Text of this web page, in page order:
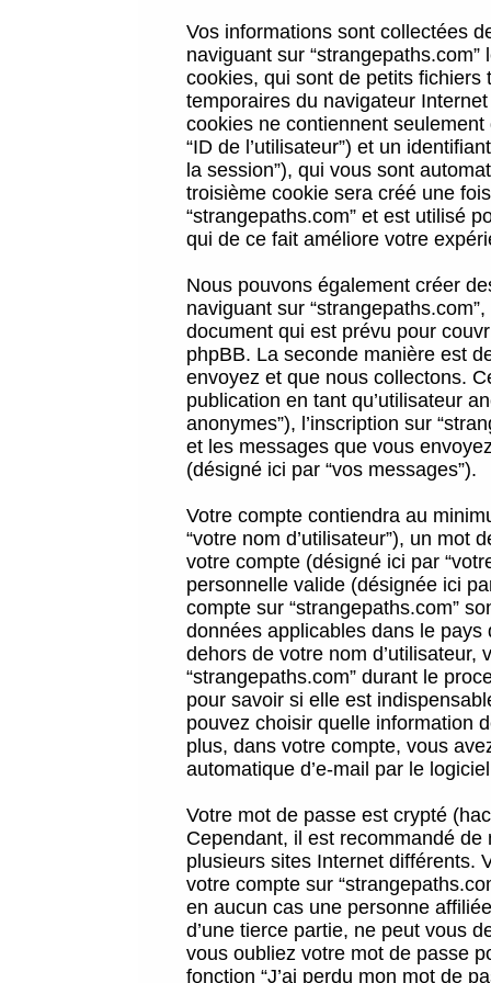
Vos informations sont collectées
naviguant sur
cookies, qui sont de petits
temporaires du navigateur
cookies ne contiennent
“ID de l’utilisateur”) et un
la session”), qui vous sont
troisième cookie sera créé une
“strangepaths.com” et est utilisé
qui de ce fait améliore votre
Nous pouvons également créer
naviguant sur
document qui est prévu pour
phpBB. La seconde manière est
envoyez et que nous collectons.
publication en tant qu’utilisateur
anonymes”), l’inscription sur
et les messages que vous
(désigné ici par “vos messages”).
Votre compte contiendra au
“votre nom d’utilisateur”), un mot
votre compte (désigné ici par
personnelle valide (désignée ici
compte sur “strangepaths.com”
données applicables dans le
dehors de votre nom
“strangepaths.com” durant le
pour savoir si elle est
pouvez choisir quelle information
plus, dans votre compte, vous
automatique d’e-mail par le
Votre mot de passe est crypté
Cependant, il est recommandé
plusieurs sites Internet différents.
votre compte sur
en aucun cas une personne
d’une tierce partie, ne peut vous
vous oubliez votre mot de passe
fonction “J’ai perdu mon mot de